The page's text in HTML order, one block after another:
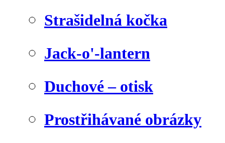
Strašidelná kočka
Jack-o'-lantern
Duchové – otisk
Prostřihávané obrázky